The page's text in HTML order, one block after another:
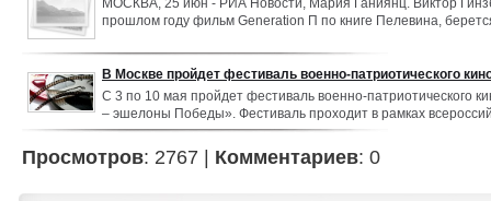
председатель отборочной комиссии фестиваля Николай
советник сектора кинематографии Министерства культуры
МОСКВА, 25 июн - РИА Новости, Мария Ганиянц. Виктор
прошлом году фильм Generation П по книге Пелевина,
миллионов долларов, рассказал режиссер в понедельник на
Square, проходящей с понедельника по среду в рамках 34-го
международного кинофестиваля (ММКФ).
В Москве пройдет фестиваль военно-патриотического
С 3 по 10 мая пройдет фестиваль военно-патриотического
– эшелоны Победы». Фестиваль проходит в рамках
«Георгиевская ленточка». Гости кинофестиваля, в основном
волонтёры, совершенно бесплатно увидят картины,
Великой Отечественной войны.
Просмотров: 2767 | Комментариев: 0